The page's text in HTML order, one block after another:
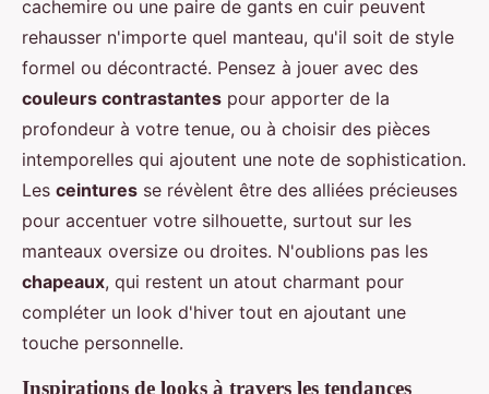
cachemire ou une paire de gants en cuir peuvent
rehausser n'importe quel manteau, qu'il soit de style
formel ou décontracté. Pensez à jouer avec des
couleurs contrastantes pour apporter de la
profondeur à votre tenue, ou à choisir des pièces
intemporelles qui ajoutent une note de sophistication.
Les ceintures se révèlent être des alliées précieuses
pour accentuer votre silhouette, surtout sur les
manteaux oversize ou droites. N'oublions pas les
chapeaux, qui restent un atout charmant pour
compléter un look d'hiver tout en ajoutant une
touche personnelle.
Inspirations de looks à travers les tendances